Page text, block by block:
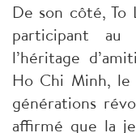
De son côté, To
participant
l’héritage
Ho Chi Minh,
générations
affirmé que la